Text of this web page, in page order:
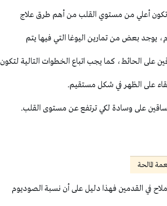
تكون أعلي من مستوي القلب من أهم طرق علاج
يوجد بعض من تمارين اليوغا التي فيها يتم
على الحائط، كما يجب اتباع الخطوات التالية
على الظهر في شكل مستقيم.
على وسادة لكي ترتفع عن مستوى القلب.
المالحة
في القدمين فهذا دليل على أن نسبة الصوديوم